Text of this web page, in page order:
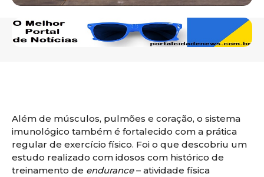
Além de músculos, pulmões e coração, o sistema
imunológico também é fortalecido com a prática
regular de exercício físico. Foi o que descobriu um
estudo realizado com idosos com histórico de
treinamento de endurance– atividade física